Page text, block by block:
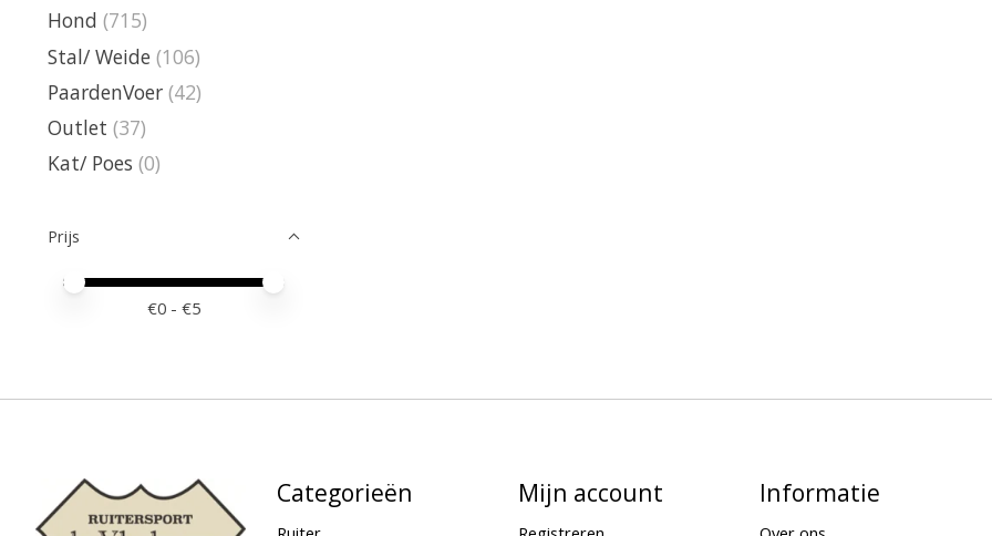
Hond (715)
Stal/ Weide (106)
PaardenVoer (42)
Outlet (37)
Kat/ Poes (0)
Prijs
Minimale prijswaarde
Price maximum value
€0 - €5
Categorieën Mijn account Informatie